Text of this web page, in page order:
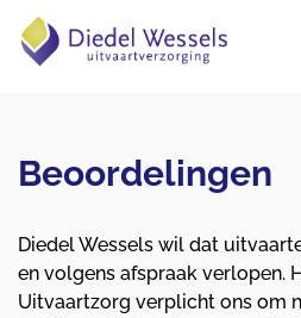
overslaan
Beoordelingen
Diedel Wessels wil dat
en volgens afspraak verlopen.
Uitvaartzorg verplicht ons om